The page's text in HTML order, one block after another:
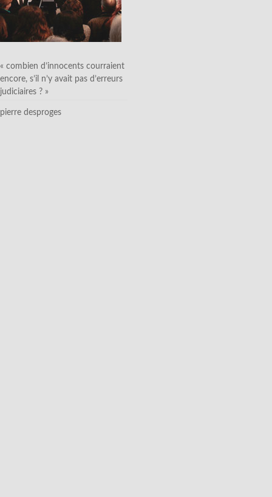
« combien d’innocents courraient
encore, s’il n’y avait pas d’erreurs
judiciaires ? »
pierre desproges